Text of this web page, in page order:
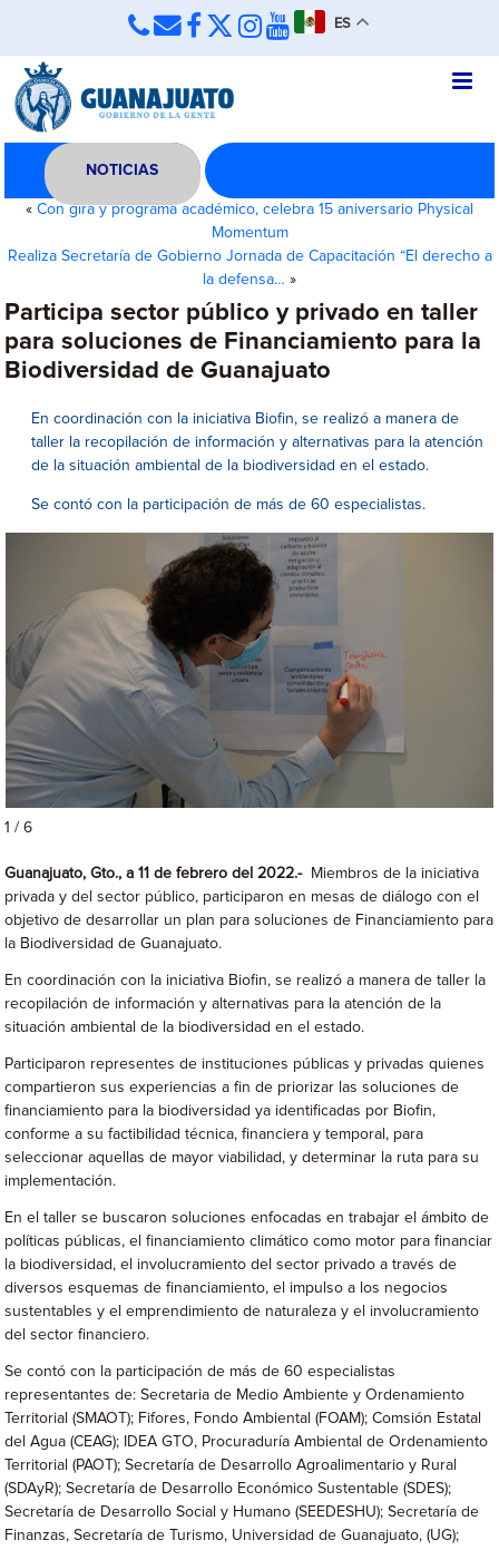
ES
NOTICIAS
« Con gira y programa académico, celebra 15 aniversario Physical
Momentum
Realiza Secretaría de Gobierno Jornada de Capacitación “El derecho a
la defensa… »
Participa sector público y privado en taller
para soluciones de Financiamiento para la
Biodiversidad de Guanajuato
En coordinación con la iniciativa Biofin, se realizó a manera de
taller la recopilación de información y alternativas para la atención
de la situación ambiental de la biodiversidad en el estado.
Se contó con la participación de más de 60 especialistas.
1 / 6
Guanajuato, Gto., a 11 de febrero del 2022.-
Miembros de la iniciativa
privada y del sector público, participaron en mesas de diálogo con el
objetivo de desarrollar un plan para soluciones de Financiamiento para
la Biodiversidad de Guanajuato.
En coordinación con la iniciativa Biofin, se realizó a manera de taller la
recopilación de información y alternativas para la atención de la
situación ambiental de la biodiversidad en el estado.
Participaron representes de instituciones públicas y privadas quienes
compartieron sus experiencias a fin de priorizar las soluciones de
financiamiento para la biodiversidad ya identificadas por Biofin,
conforme a su factibilidad técnica, financiera y temporal, para
seleccionar aquellas de mayor viabilidad, y determinar la ruta para su
implementación.
En el taller se buscaron soluciones enfocadas en trabajar el ámbito de
políticas públicas, el financiamiento climático como motor para financiar
la biodiversidad, el involucramiento del sector privado a través de
diversos esquemas de financiamiento, el impulso a los negocios
sustentables y el emprendimiento de naturaleza y el involucramiento
del sector financiero.
Se contó con la participación de más de 60 especialistas
representantes de: Secretaria de Medio Ambiente y Ordenamiento
Territorial (SMAOT); Fifores, Fondo Ambiental (FOAM); Comsión Estatal
del Agua (CEAG); IDEA GTO, Procuraduría Ambiental de Ordenamiento
Territorial (PAOT); Secretaría de Desarrollo Agroalimentario y Rural
(SDAyR); Secretaría de Desarrollo Económico Sustentable (SDES);
Secretaría de Desarrollo Social y Humano (SEEDESHU); Secretaría de
Finanzas, Secretaría de Turismo, Universidad de Guanajuato, (UG);